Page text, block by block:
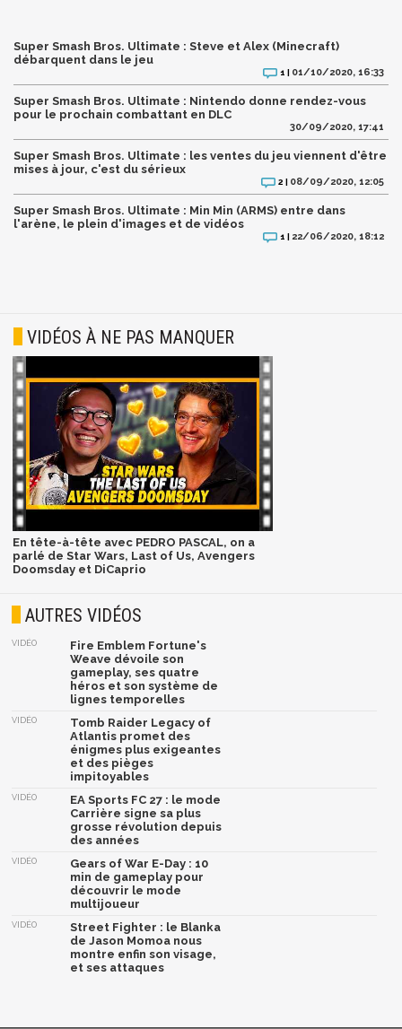
Super Smash Bros. Ultimate : Steve et Alex (Minecraft)
débarquent dans le jeu
1 | 01/10/2020, 16:33
Super Smash Bros. Ultimate : Nintendo donne rendez-vous
pour le prochain combattant en DLC
30/09/2020, 17:41
Super Smash Bros. Ultimate : les ventes du jeu viennent d'être
mises à jour, c'est du sérieux
2 | 08/09/2020, 12:05
Super Smash Bros. Ultimate : Min Min (ARMS) entre dans
l'arène, le plein d'images et de vidéos
1 | 22/06/2020, 18:12
VIDÉOS À NE PAS MANQUER
En tête-à-tête avec PEDRO PASCAL, on a
parlé de Star Wars, Last of Us, Avengers
Doomsday et DiCaprio
AUTRES VIDÉOS
VIDÉO
Fire Emblem Fortune's
Weave dévoile son
gameplay, ses quatre
héros et son système de
lignes temporelles
VIDÉO
Tomb Raider Legacy of
Atlantis promet des
énigmes plus exigeantes
et des pièges
impitoyables
VIDÉO
EA Sports FC 27 : le mode
Carrière signe sa plus
grosse révolution depuis
des années
VIDÉO
Gears of War E-Day : 10
min de gameplay pour
découvrir le mode
multijoueur
VIDÉO
Street Fighter : le Blanka
de Jason Momoa nous
montre enfin son visage,
et ses attaques